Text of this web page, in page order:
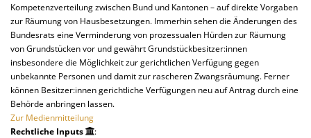
Kompetenzverteilung zwischen Bund und Kantonen – auf direkte Vorgaben
zur Räumung von Hausbesetzungen. Immerhin sehen die Änderungen des
Bundesrats eine Verminderung von prozessualen Hürden zur Räumung
von Grundstücken vor und gewährt Grundstückbesitzer:innen
insbesondere die Möglichkeit zur gerichtlichen Verfügung gegen
unbekannte Personen und damit zur rascheren Zwangsräumung. Ferner
können Besitzer:innen gerichtliche Verfügungen neu auf Antrag durch eine
Behörde anbringen lassen.
Zur Medienmitteilung
Rechtliche Inputs
: